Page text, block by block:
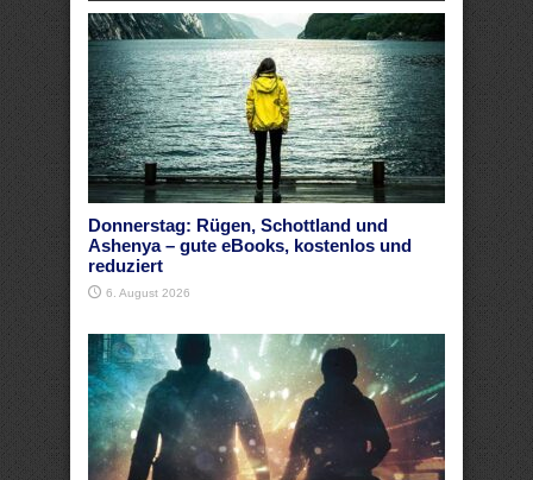
Donnerstag: Rügen, Schottland und
Ashenya – gute eBooks, kostenlos und
reduziert
6. August 2026